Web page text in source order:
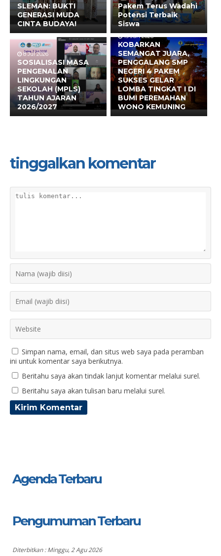
SLEMAN: BUKTI
GENERASI MUDA
CINTA BUDAYA!
Pakem Terus Wadahi
Potensi Terbaik
Siswa
8 Jul 2026
SOSIALISASI MASA
PENGENALAN
LINGKUNGAN
SEKOLAH (MPLS)
TAHUN AJARAN
2026/2027
19 Jun 2026
KOBARKAN
SEMANGAT JUARA,
PENGGALANG SMP
NEGERI 4 PAKEM
SUKSES GELAR
LOMBA TINGKAT I DI
BUMI PEREMAHAN
WONO KEMUNING
tinggalkan komentar
Simpan nama, email, dan situs web saya pada peramban
ini untuk komentar saya berikutnya.
Beritahu saya akan tindak lanjut komentar melalui surel.
Beritahu saya akan tulisan baru melalui surel.
Agenda Terbaru
Pengumuman Terbaru
Diterbitkan :Minggu, 2 Agu 2026